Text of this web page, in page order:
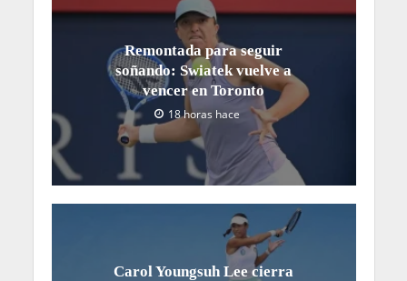
Remontada para seguir
soñando: Swiatek vuelve a
vencer en Toronto
18 horas hace
Carol Youngsuh Lee cierra